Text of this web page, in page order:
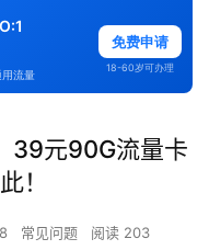
流量
免费申请
18-60岁可办理
39元90G流量卡
！
常见问题 阅读 203